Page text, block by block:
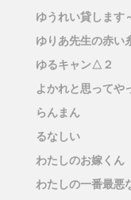
ゆうれい貸します
ゆりあ先生の赤い
ゆるキャン△２
よかれと思ってや
らんまん
るなしい
わたしのお嫁くん
わたしの一番最悪